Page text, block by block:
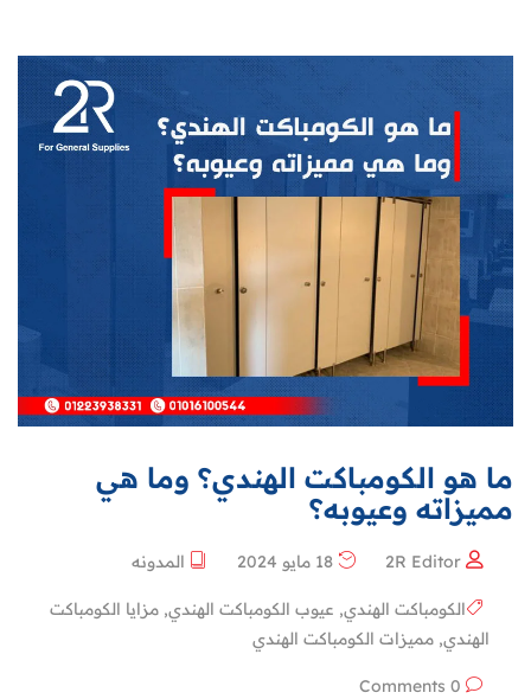
ما هو الكومباكت الهندي؟ وما هي
مميزاته وعيوبه؟
2R Editor المدونه
الكومباكت الهندي, عيوب الكومباكت الهندي, مزايا الكومباكت
الهندي, مميزات الكومباكت الهندي